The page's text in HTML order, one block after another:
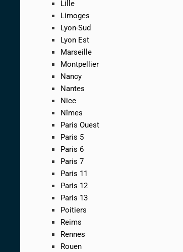
Lille
Limoges
Lyon-Sud
Lyon Est
Marseille
Montpellier
Nancy
Nantes
Nice
Nîmes
Paris Ouest
Paris 5
Paris 6
Paris 7
Paris 11
Paris 12
Paris 13
Poitiers
Reims
Rennes
Rouen